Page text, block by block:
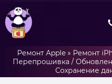
Ремонт Apple » Ремонт
Перепрошивка /
Сохранение